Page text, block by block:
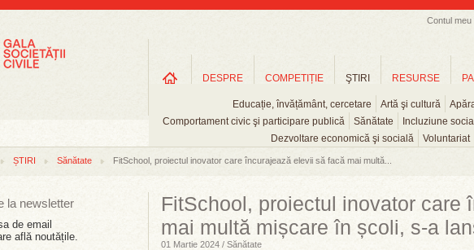
Contul meu
DESPRE COMPETIȚIE ŞTIRI
Educație, învățământ, cercetare Artă şi cultură
Comportament civic şi participare publică
Sănătate Incluziune
Dezvoltare economică şi socială
Voluntariat
RESURSE
ȘTIRI Sănătate FitSchool, proiectul inovator care încurajează elevii să facă mai multă...
la newsletter
de email
află noutățile.
FitSchool, proiectul inovator care
mai multă mișcare în școli, s-a
01 Martie 2024 / Sănătate